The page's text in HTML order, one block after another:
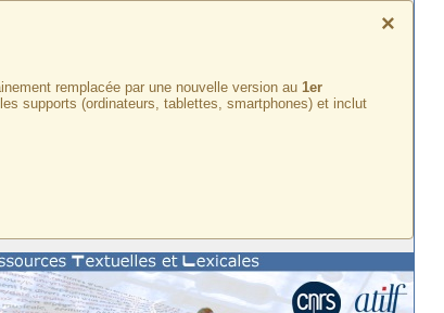
×
remplacée par une nouvelle version au 1er
supports (ordinateurs, tablettes, smartphones) et inclut